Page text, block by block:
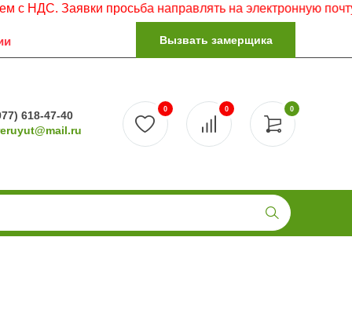
просьба направлять на электронную почту.
Вызвать замерщика
618-47-40
0
0 0